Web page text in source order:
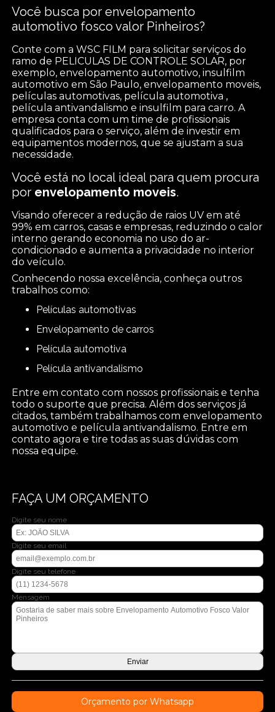
Você busca por envelopamento
automotivo fosco valor Pinheiros?
Conte com a WSC FILM para solicitar serviços do
ramo de PELICULAS DE CONTROLE SOLAR, por
exemplo, envelopamento automotivo, insulfilm
automotivo em São Paulo, envelopamento moveis,
películas automotivas, película automotiva ,
película antivandalismo e insulfilm para carro. A
empresa conta com um time de profissionais
qualificados para o serviço, além de investir em
equipamentos modernos, que se ajustam a sua
necessidade.
Você está no local ideal para quem procura
por envelopamento moveis.
Visando oferecer a redução de raios UV em até
99% em carros, casas e empresas, reduzindo o calor
interno gerando economia no uso do ar-
condicionado e aumenta a privacidade no interior
do veículo.
Conhecendo nossa excelência, conheça outros
trabalhos como:
películas automotivas
envelopamento de carros
película automotiva
película antivandalismo
Entre em contato com nossos profissionais e tenha
todo o suporte que precisa. Além dos serviços já
citados, também trabalhamos com envelopamento
automotivo e película antivandalismo. Entre em
contato agora e tire todas as suas dúvidas com
nossa equipe.
FAÇA UM ORÇAMENTO
Digite seu nome
Digite seu email
Digite seu telefone
Mensagem
Orçamento por Whatsapp